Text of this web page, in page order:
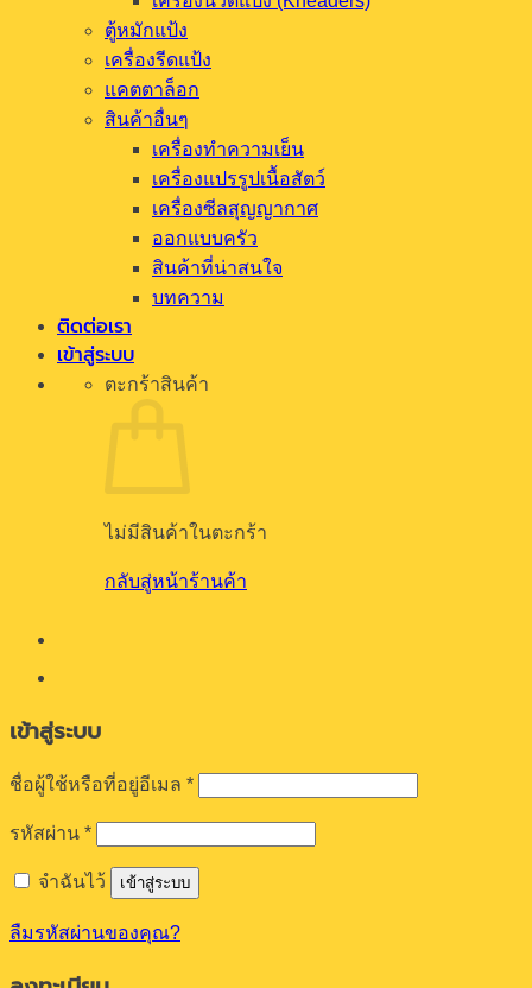
ตู้หมักแป้ง
เครื่องรีดแป้ง
แคตตาล็อก
สินค้าอื่นๆ
เครื่องทำความเย็น
เครื่องแปรรูปเนื้อสัตว์
เครื่องซีลสุญญากาศ
ออกแบบครัว
สินค้าที่น่าสนใจ
บทความ
ติดต่อเรา
เข้าสู่ระบบ
ตะกร้าสินค้า
ไม่มีสินค้าในตะกร้า
กลับสู่หน้าร้านค้า
เข้าสู่ระบบ
ชื่อผู้ใช้หรือที่อยู่อีเมล *ต้องการ
รหัสผ่าน *ต้องการ
จำฉันไว้ เข้าสู่ระบบ
ลืมรหัสผ่านของคุณ?